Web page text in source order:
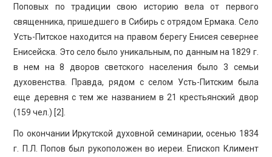
Поповых по традиции свою историю вела от первого
священника, пришедшего в Сибирь с отрядом Ермака. Село
Усть-Питское находится на правом берегу Енисея севернее
Енисейска. Это село было уникальным, по данным на 1829 г.
в нем на 8 дворов светского населения было 3 семьи
духовенства. Правда, рядом с селом Усть-Питским была
еще деревня с тем же названием в 21 крестьянский двор
(159 чел.) [2].
По окончании Иркутской духовной семинарии, осенью 1834
г. П.Л. Попов был рукоположен во иереи. Епископ Климент